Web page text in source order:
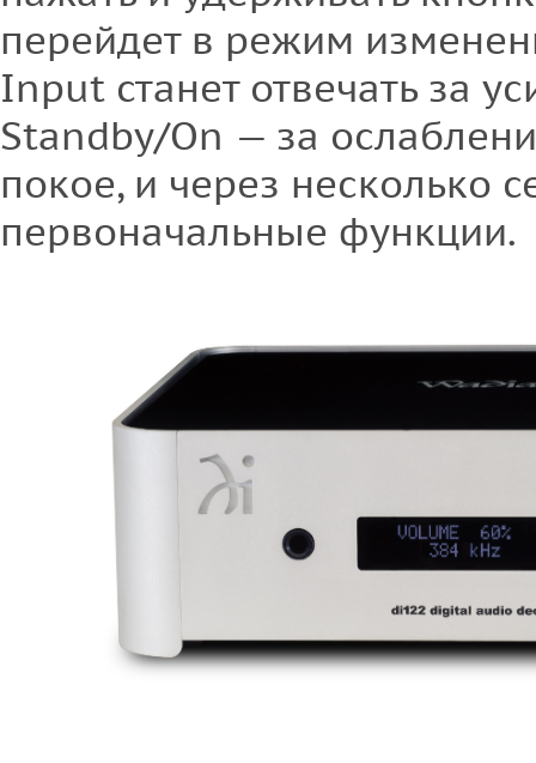
перейдет в режим
Input станет отвечать за
Standby/On — за
покое, и через несколько
первоначальные функции.